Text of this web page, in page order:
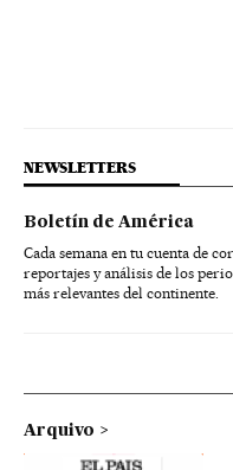
NEWSLETTERS
Boletín de América
Cada semana en tu cuenta de
reportajes y análisis de los
más relevantes del continente.
Arquivo